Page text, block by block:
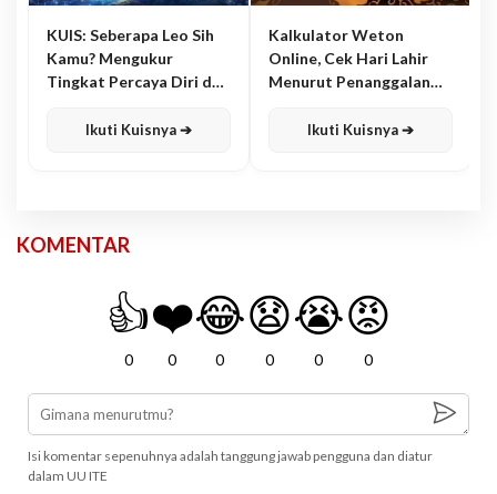
KUIS: Seberapa Leo Sih
Kamu? Mengukur
Tingkat Percaya Diri dan
Ikuti Kuisnya ➔
Kalkulator Weton
Online, Cek Hari Lahir
Menurut Penanggalan
Ikuti Kuisnya ➔
KOMENTAR
👍
0
❤️
0
😂
0
😧
0
😭
0
😡
0
Isi komentar sepenuhnya adalah tanggung jawab pengguna dan diatur
dalam UU ITE